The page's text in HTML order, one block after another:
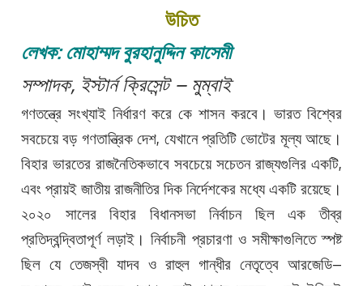
উচিত
লেখক: মোহাম্মদ বুরহানুদ্দিন কাসেমী
সম্পাদক, ইস্টার্ন ক্রিসেন্ট – মুম্বাই
গণতন্ত্রে সংখ্যাই নির্ধারণ করে কে শাসন করবে। ভারত বিশ্বের
সবচেয়ে বড় গণতান্ত্রিক দেশ, যেখানে প্রতিটি ভোটের মূল্য আছে।
বিহার ভারতের রাজনৈতিকভাবে সবচেয়ে সচেতন রাজ্যগুলির একটি,
এবং প্রায়ই জাতীয় রাজনীতির দিক নির্দেশকের মধ্যে একটি রয়েছে।
২০২০ সালের বিহার বিধানসভা নির্বাচন ছিল এক তীব্র
প্রতিদ্বন্দ্বিতাপূর্ণ লড়াই। নির্বাচনী প্রচারণা ও সমীক্ষাগুলিতে স্পষ্ট
ছিল যে তেজস্বী যাদব ও রাহুল গান্ধীর নেতৃত্বে আরজেডি–